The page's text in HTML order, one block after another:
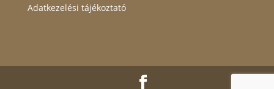
Adatkezelési tájékoztató